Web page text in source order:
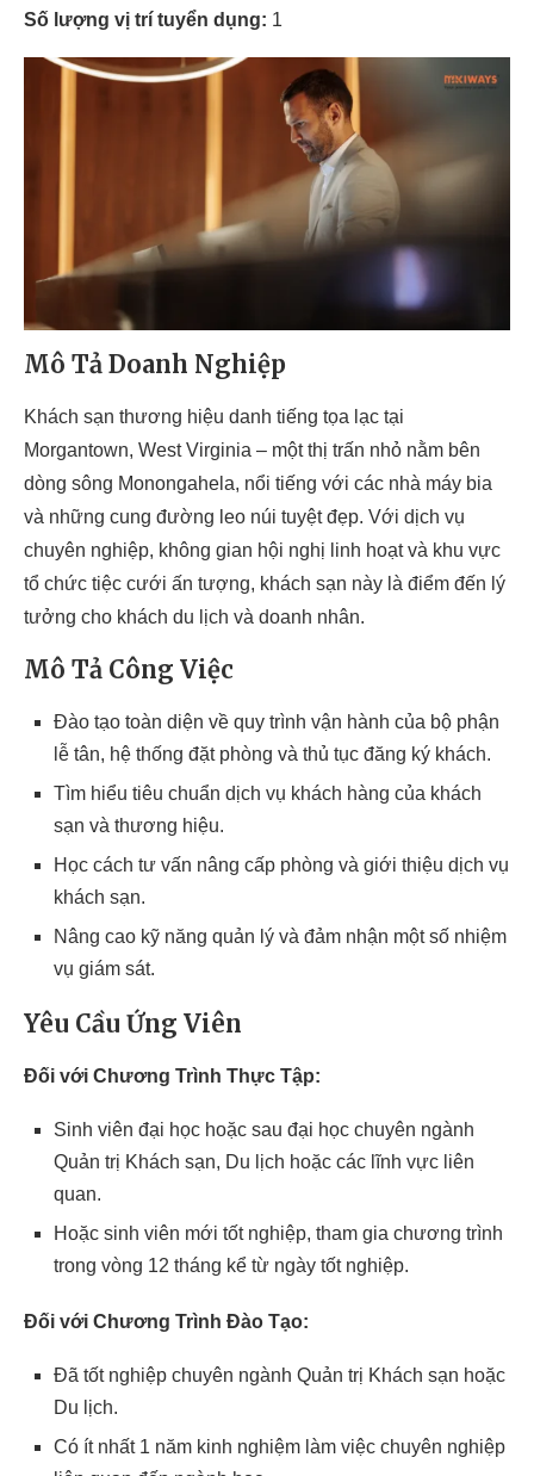
Số lượng vị trí tuyển dụng: 1
Mô Tả Doanh Nghiệp
Khách sạn thương hiệu danh tiếng tọa lạc tại
Morgantown, West Virginia – một thị trấn nhỏ nằm bên
dòng sông Monongahela, nổi tiếng với các nhà máy bia
và những cung đường leo núi tuyệt đẹp. Với dịch vụ
chuyên nghiệp, không gian hội nghị linh hoạt và khu vực
tổ chức tiệc cưới ấn tượng, khách sạn này là điểm đến lý
tưởng cho khách du lịch và doanh nhân.
Mô Tả Công Việc
Đào tạo toàn diện về quy trình vận hành của bộ phận
lễ tân, hệ thống đặt phòng và thủ tục đăng ký khách.
Tìm hiểu tiêu chuẩn dịch vụ khách hàng của khách
sạn và thương hiệu.
Học cách tư vấn nâng cấp phòng và giới thiệu dịch vụ
khách sạn.
Nâng cao kỹ năng quản lý và đảm nhận một số nhiệm
vụ giám sát.
Yêu Cầu Ứng Viên
Đối với Chương Trình Thực Tập:
Sinh viên đại học hoặc sau đại học chuyên ngành
Quản trị Khách sạn, Du lịch hoặc các lĩnh vực liên
quan.
Hoặc sinh viên mới tốt nghiệp, tham gia chương trình
trong vòng 12 tháng kể từ ngày tốt nghiệp.
Đối với Chương Trình Đào Tạo:
Đã tốt nghiệp chuyên ngành Quản trị Khách sạn hoặc
Du lịch.
Có ít nhất 1 năm kinh nghiệm làm việc chuyên nghiệp